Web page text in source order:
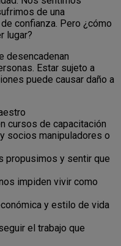
de una
confianza. Pero ¿cómo
lugar?
desencadenan
Estar sujeto a
puede causar daño a
cursos de capacitación
socios manipuladores o
propusimos y sentir que
impiden vivir como
y estilo de vida
el trabajo que